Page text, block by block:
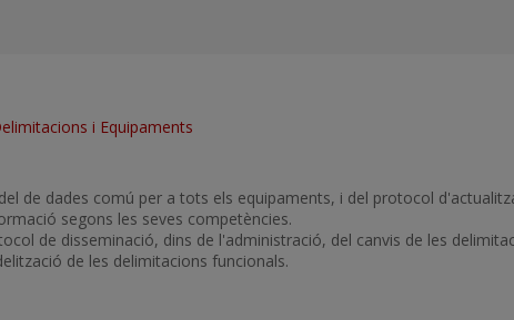
i Equipaments
de dades comú per a tots els equipaments, i del protocol
segons les seves competències.
de disseminació, dins de l'administració, del canvis de les
de les delimitacions funcionals.